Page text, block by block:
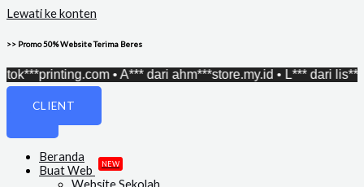
Lewati ke konten
>> Promo 50% Website Terima Beres
• A*** dari ahm***store.my.id • L*** dari
CLIENT
Beranda
Buat Web
NEW